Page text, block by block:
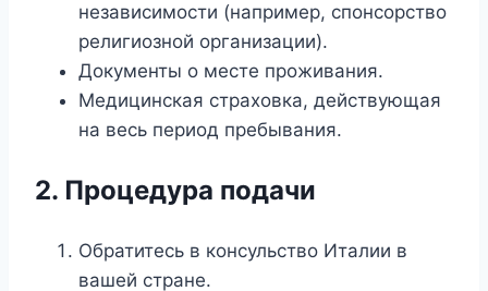
независимости (например, спонсорство
религиозной организации).
Документы о месте проживания.
Медицинская страховка, действующая
на весь период пребывания.
2. Процедура подачи
Обратитесь в консульство Италии в
вашей стране.